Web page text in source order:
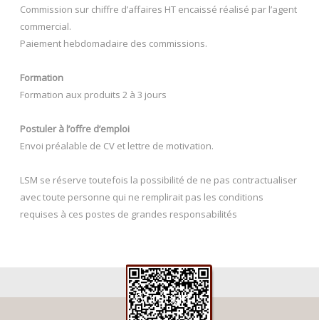
Commission sur chiffre d’affaires HT encaissé réalisé par l’agent
commercial.
Paiement hebdomadaire des commissions.
Formation
Formation aux produits 2 à 3 jours
Postuler à l’offre d’emploi
Envoi préalable de CV et lettre de motivation.
LSM se réserve toutefois la possibilité de ne pas contractualiser
avec toute personne qui ne remplirait pas les conditions
requises à ces postes de grandes responsabilités
Bonjour